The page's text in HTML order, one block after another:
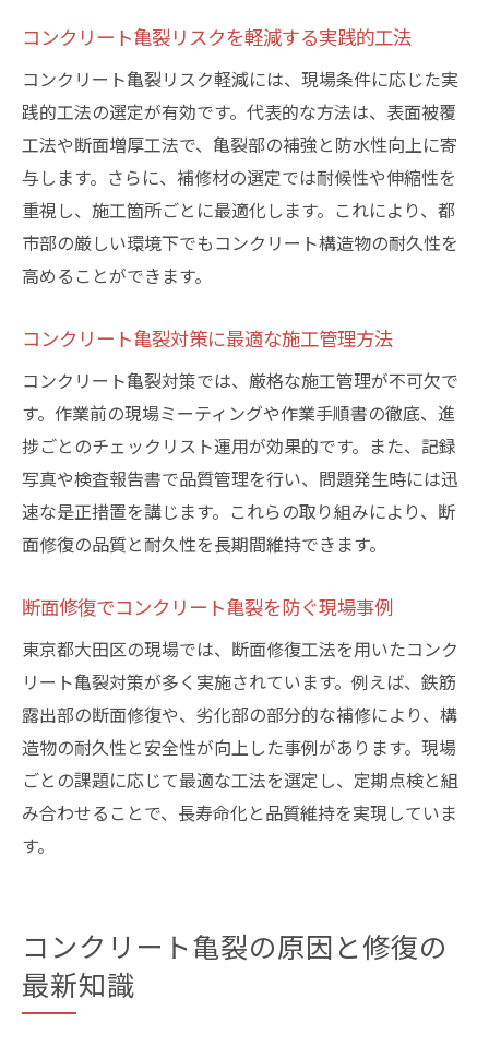
コンクリート亀裂防止へ断面修復が有効な
コンクリート亀裂抑制に断面修復が最適な
理由
断面修復によるコンクリート亀裂長期防止
策
コンクリート亀裂改善で断面修復が選ばれ
る背景
耐久性向上を目指すコンクリート断面修復の要
点
コンクリート亀裂抑制と耐久性向上の基本
戦略
断面修復でコンクリート亀裂再発を防ぐ工
夫
コンクリート亀裂と耐久性の関係を正しく
耐久性重視のコンクリート亀裂修復手法の
選び方
コンクリート亀裂補修後の耐久性確認ポイ
ント
コンクリート亀裂防止と耐久性両立の実践
事例
劣化したコンクリートの寿命を延ばす秘訣
コンクリート亀裂から守るメンテナンス習
慣
コンクリート亀裂を防いで長寿命化を実現
コンクリート亀裂リスクを軽減する実践的工法
コンクリート亀裂リスク軽減には、現場条件に応じた実
践的工法の選定が有効です。代表的な方法は、表面被覆
工法や断面増厚工法で、亀裂部の補強と防水性向上に寄
与します。さらに、補修材の選定では耐候性や伸縮性を
重視し、施工箇所ごとに最適化します。これにより、都
市部の厳しい環境下でもコンクリート構造物の耐久性を
高めることができます。
コンクリート亀裂対策に最適な施工管理方法
コンクリート亀裂対策では、厳格な施工管理が不可欠で
す。作業前の現場ミーティングや作業手順書の徹底、進
捗ごとのチェックリスト運用が効果的です。また、記録
写真や検査報告書で品質管理を行い、問題発生時には迅
速な是正措置を講じます。これらの取り組みにより、断
面修復の品質と耐久性を長期間維持できます。
断面修復でコンクリート亀裂を防ぐ現場事例
東京都大田区の現場では、断面修復工法を用いたコンク
リート亀裂対策が多く実施されています。例えば、鉄筋
露出部の断面修復や、劣化部の部分的な補修により、構
造物の耐久性と安全性が向上した事例があります。現場
ごとの課題に応じて最適な工法を選定し、定期点検と組
み合わせることで、長寿命化と品質維持を実現していま
す。
コンクリート亀裂の原因と修復の
最新知識